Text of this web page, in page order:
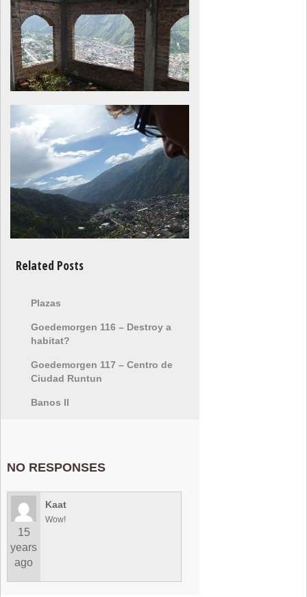
Related Posts
Plazas
Goedemorgen 116 – Destroy a
habitat?
Goedemorgen 117 – Centro de
Ciudad Runtun
Banos II
NO RESPONSES
15
years
ago
Kaat
Wow!